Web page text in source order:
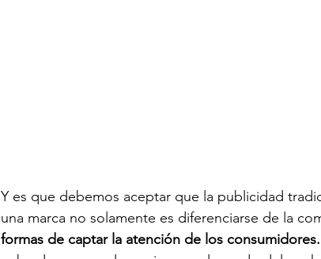
Y es que debemos aceptar que la publicidad
una marca no solamente es diferenciarse de la
formas de captar la atención de los consumidores.